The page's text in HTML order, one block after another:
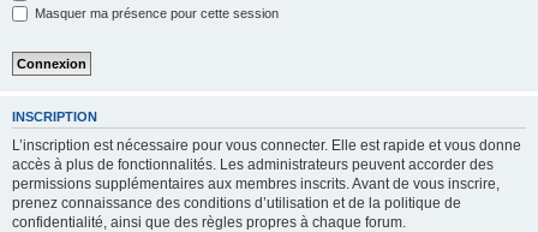
Masquer ma présence pour cette session
INSCRIPTION
L’inscription est nécessaire pour vous connecter. Elle est rapide et vous donne
accès à plus de fonctionnalités. Les administrateurs peuvent accorder des
permissions supplémentaires aux membres inscrits. Avant de vous inscrire,
prenez connaissance des conditions d’utilisation et de la politique de
confidentialité, ainsi que des règles propres à chaque forum.